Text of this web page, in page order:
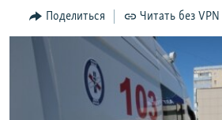
Вернутся
поиску
ИНТЕРАКТИВ
ИНФОГРАФИКА
ТЕЛЕПРОЕКТ КРЫМ.РЕАЛИИ
СОВЕТЫ ПРАВОЗАЩИТНИКОВ
РАДІО СВОБОДА
КАК ОБОЙТИ БЛОКИРОВКУ
Українською
Поделиться Читать без VPN